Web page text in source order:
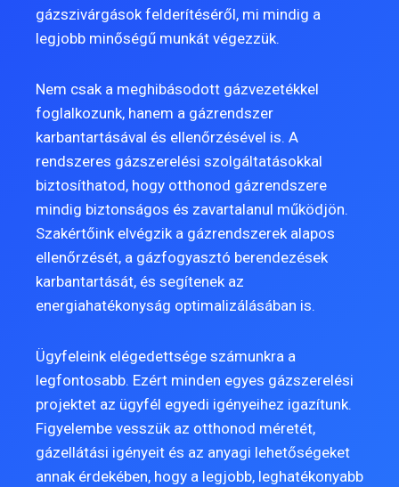
gázszivárgások felderítéséről, mi mindig a
legjobb minőségű munkát végezzük.
Nem csak a meghibásodott gázvezetékkel
foglalkozunk, hanem a gázrendszer
karbantartásával és ellenőrzésével is. A
rendszeres gázszerelési szolgáltatásokkal
biztosíthatod, hogy otthonod gázrendszere
mindig biztonságos és zavartalanul működjön.
Szakértőink elvégzik a gázrendszerek alapos
ellenőrzését, a gázfogyasztó berendezések
karbantartását, és segítenek az
energiahatékonyság optimalizálásában is.
Ügyfeleink elégedettsége számunkra a
legfontosabb. Ezért minden egyes gázszerelési
projektet az ügyfél egyedi igényeihez igazítunk.
Figyelembe vesszük az otthonod méretét,
gázellátási igényeit és az anyagi lehetőségeket
annak érdekében, hogy a legjobb, leghatékonyabb